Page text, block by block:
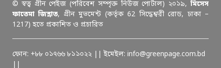
© স্বত্ব গ্রীন পেইজ (পরিবেশ সম্পৃক্ত নিউজ পোর্টাল) ২০১৯, মিসেস
ফাতেমা জিন্নাত, গ্রীন মুভমেন্ট (কর্তৃক 62 সিদ্ধেশ্বরী রোড, ঢাকা –
1217) হতে প্রকাশিত ও প্রচারিত
ফোন: +৮৮ ০১৭৬৬ ৮১১০২২ || ইমেইল: info@greenpage.com.bd